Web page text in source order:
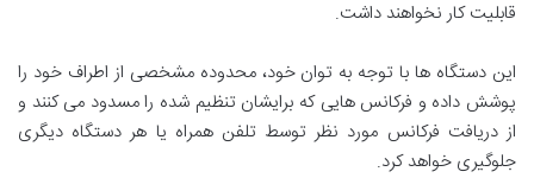
قابلیت کار نخواهند داشت.
این دستگاه ها با توجه به توان خود، محدوده مشخصی از اطراف خود را
پوشش داده و فرکانس هایی که برایشان تنظیم شده را مسدود می کنند و
از دریافت فرکانس مورد نظر توسط تلفن همراه یا هر دستگاه دیگری
جلوگیری خواهد کرد.